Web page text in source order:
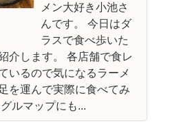
メン大好き小池さ
んです。 今日はダ
ラスで食べ歩いた
介します。 各店舗で食レ
いるので気になるラーメ
を運んで実際に食べてみ
ルマップにも...